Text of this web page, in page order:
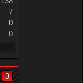
7
0
0
3